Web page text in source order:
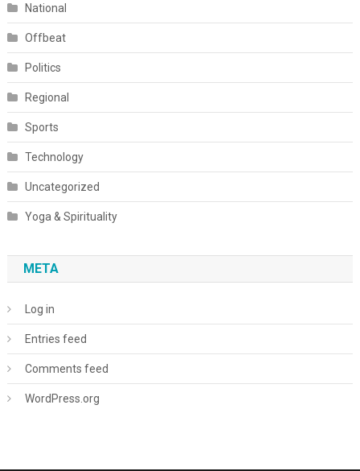
National
Offbeat
Politics
Regional
Sports
Technology
Uncategorized
Yoga & Spirituality
META
Log in
Entries feed
Comments feed
WordPress.org